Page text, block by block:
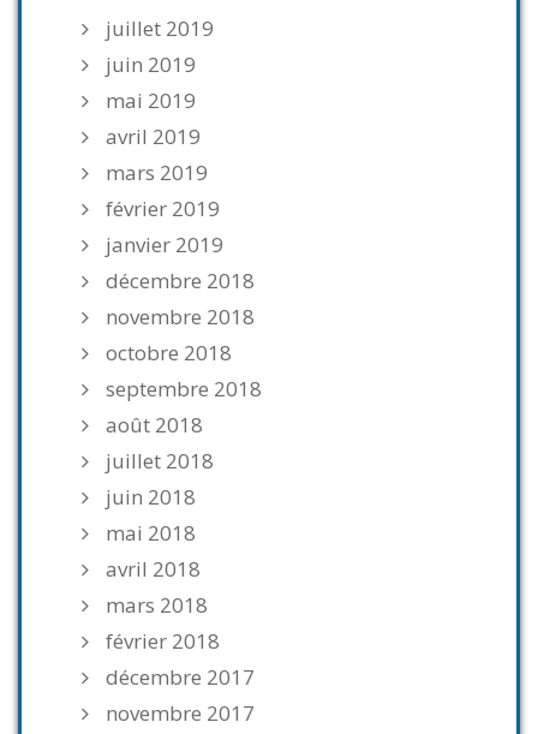
juillet 2019
juin 2019
mai 2019
avril 2019
mars 2019
février 2019
janvier 2019
décembre 2018
novembre 2018
octobre 2018
septembre 2018
août 2018
juillet 2018
juin 2018
mai 2018
avril 2018
mars 2018
février 2018
décembre 2017
novembre 2017